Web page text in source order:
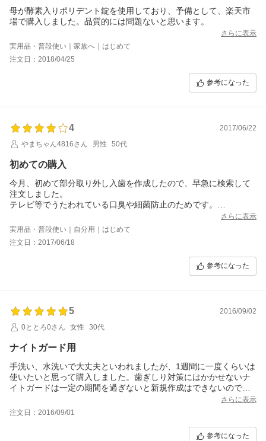
母が酵素入りポリデント錠を使用しており、予備として、楽天市
場で購入しました。品質的には問題ないと思います。
さらに表示
実用品・普段使い｜家族へ｜はじめて
注文日：2018/04/25
参考になった
4
2017/06/22
やまちゃん4816さん
男性 50代
初めての購入
今月、初めて部分取り外し入歯を作成したので、早急に検索して
注文しました。
テレビ等でうたわれている口臭や細菌防止のためです。
昨日、初めて使用して、今朝、使用後の入歯を装着しました。
気持いい雰囲気です。これからも毎日使用していきたいと思いま
さらに表示
実用品・普段使い｜自分用｜はじめて
注文日：2017/06/18
参考になった
5
2016/09/02
0ととろ0さん
女性 30代
ナイトガード用
手洗い、水洗いで大丈夫といわれましたが、1週間に一度くらいは
使いたいと思って購入しました。歯ぎしり対策にはかかせないナ
イトガードは一定の期間を過ぎないと新規作成はできないので、
できるだけ綺麗に長く使いたいものです。届くのが楽しみです。
さらに表示
注文日：2016/09/01
参考になった